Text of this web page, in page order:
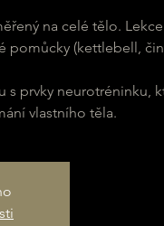
na celé tělo. Lekce
pomůcky (kettlebell,
s prvky neurotréninku,
vlastního těla.